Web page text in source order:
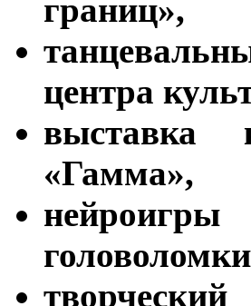
границ»,
центра
выставка
«Гамма»,